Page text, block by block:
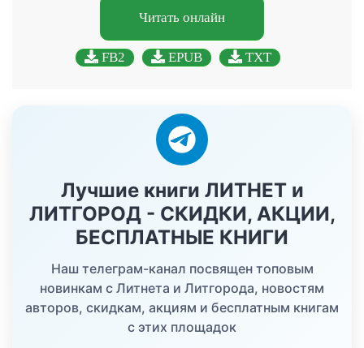
Читать онлайн
FB2 EPUB TXT
Лучшие книги ЛИТНЕТ и
ЛИТГОРОД - СКИДКИ, АКЦИИ,
БЕСПЛАТНЫЕ КНИГИ
Наш телеграм-канал посвящен топовым
новинкам с Литнета и Литгорода, новостям
авторов, скидкам, акциям и бесплатным книгам
с этих площадок